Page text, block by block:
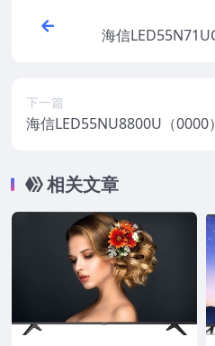
海信
下一篇
海信LED55NU8800U（0000
相关文章